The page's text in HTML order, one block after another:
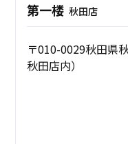
第一楼 秋田店
〒010-0029秋田県
秋田店内）